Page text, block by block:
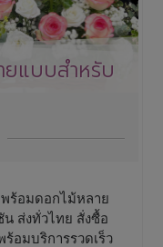
ยแบบสำหรับ
ร้อมดอกไม้หลาย
ส่งทั่วไทย สั่งซื้อ
ร้อมบริการรวดเร็ว